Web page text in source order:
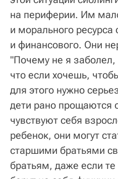
на периферии. Им
и морального ресурса
и финансового. Они
"Почему не я
что если хочешь,
для этого нужно
дети рано прощаются
чувствуют себя
ребенок, они могут
старшими братьями
братьям, даже если